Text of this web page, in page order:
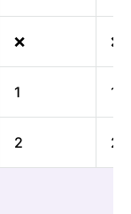
❌ ❌
1 1
2 2